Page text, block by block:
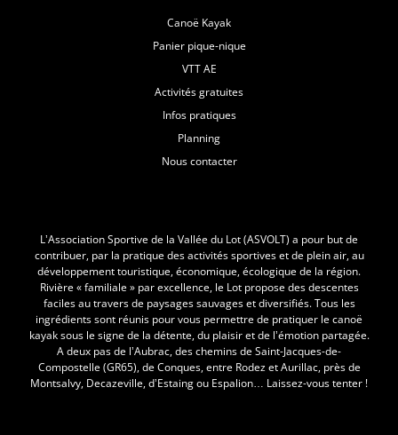
Canoë Kayak
Panier pique-nique
VTT AE
Activités gratuites
Infos pratiques
Planning
Nous contacter
L’Association Sportive de la Vallée du Lot (ASVOLT) a pour but de
contribuer, par la pratique des activités sportives et de plein air, au
développement touristique, économique, écologique de la région.
Rivière « familiale » par excellence, le Lot propose des descentes
faciles au travers de paysages sauvages et diversifiés. Tous les
ingrédients sont réunis pour vous permettre de pratiquer le canoë
kayak sous le signe de la détente, du plaisir et de l’émotion partagée.
A deux pas de l’Aubrac, des chemins de Saint-Jacques-de-
Compostelle (GR65), de Conques, entre Rodez et Aurillac, près de
Montsalvy, Decazeville, d’Estaing ou Espalion… Laissez-vous tenter !